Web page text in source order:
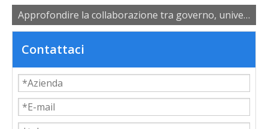
Approfondire la collaborazione tra governo, università e imprese per potenziare lo sviluppo dei talenti industriali
Contattaci